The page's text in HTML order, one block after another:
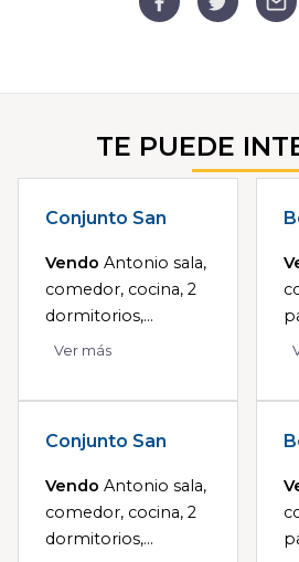
TE PUEDE
Conjunto San
Vendo Antonio sala,
comedor, cocina, 2
dormitorios,...
Ver más
Conjunto San
Vendo Antonio sala,
comedor, cocina, 2
dormitorios,...